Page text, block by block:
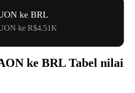
ke BRL
ke R$4.51K
ke BRL Tabel nilai